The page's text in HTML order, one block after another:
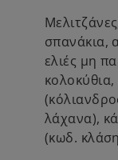
σπανάκια,
ελιές μη
λάχανα),
(κωδ.